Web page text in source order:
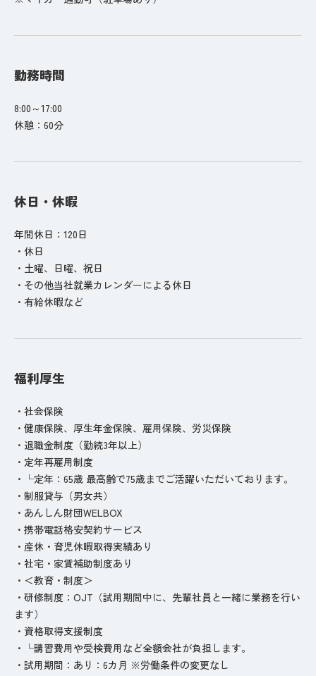
勤務時間
8:00～17:00
休憩：60分
休日・休暇
年間休日：120日
・休日
・土曜、日曜、祝日
・その他当社就業カレンダーによる休日
・有給休暇など
福利厚生
・社会保険
・健康保険、厚生年金保険、雇用保険、労災保険
・退職金制度（勤続3年以上）
・定年再雇用制度
・└定年：65歳 最高齢で75歳までご活躍いただいております。
・制服貸与（男女共）
・あんしん財団WELBOX
・携帯電話格安契約サービス
・産休・育児休暇取得実績あり
・社宅・家賃補助制度あり
・＜教育・制度＞
・研修制度：OJT（試用期間中に、先輩社員と一緒に業務を行い
ます）
・資格取得支援制度
・└講習費用や受検費用など全額会社が負担します。
・試用期間：あり：6カ月 ※労働条件の変更なし